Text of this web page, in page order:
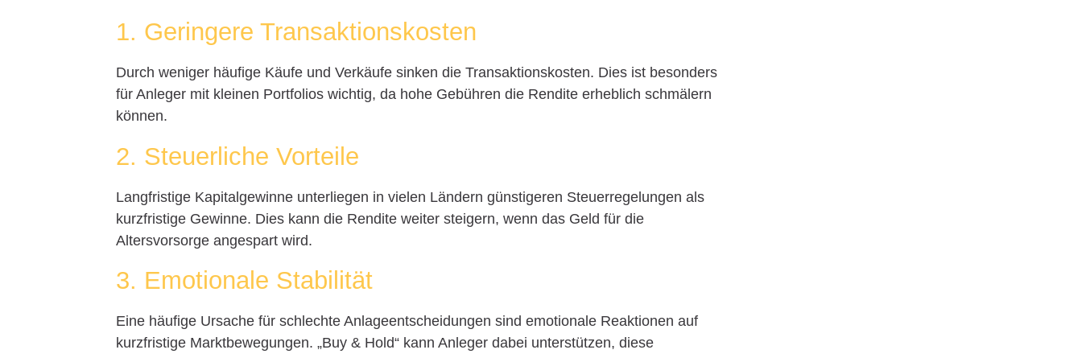
1. Geringere Transaktionskosten
Durch weniger häufige Käufe und Verkäufe sinken die Transaktionskosten. Dies ist besonders
für Anleger mit kleinen Portfolios wichtig, da hohe Gebühren die Rendite erheblich schmälern
können.
2. Steuerliche Vorteile
Langfristige Kapitalgewinne unterliegen in vielen Ländern günstigeren Steuerregelungen als
kurzfristige Gewinne. Dies kann die Rendite weiter steigern, wenn das Geld für die
Altersvorsorge angespart wird.
3. Emotionale Stabilität
Eine häufige Ursache für schlechte Anlageentscheidungen sind emotionale Reaktionen auf
kurzfristige Marktbewegungen. „Buy & Hold“ kann Anleger dabei unterstützen, diese